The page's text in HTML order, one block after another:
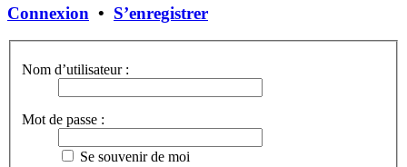
Connexion • S’enregistrer
Nom d’utilisateur :
Mot de passe :
Se souvenir de moi